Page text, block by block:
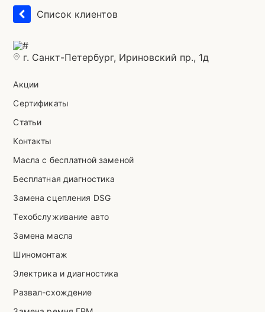
Список клиентов
г. Санкт-Петербург, Ириновский пр., 1д
Акции
Сертификаты
Статьи
Контакты
Масла с бесплатной заменой
Бесплатная диагностика
Замена сцепления DSG
Техобслуживание авто
Замена масла
Шиномонтаж
Электрика и диагностика
Развал-схождение